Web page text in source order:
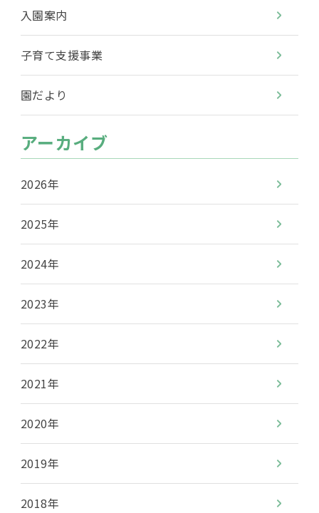
入園案内
子育て支援事業
園だより
アーカイブ
2026年
2025年
2024年
2023年
2022年
2021年
2020年
2019年
2018年